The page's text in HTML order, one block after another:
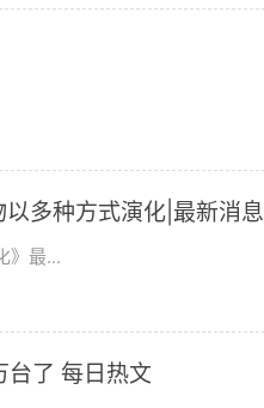
多种方式演化|最新消息
》最...
台了 每日热文